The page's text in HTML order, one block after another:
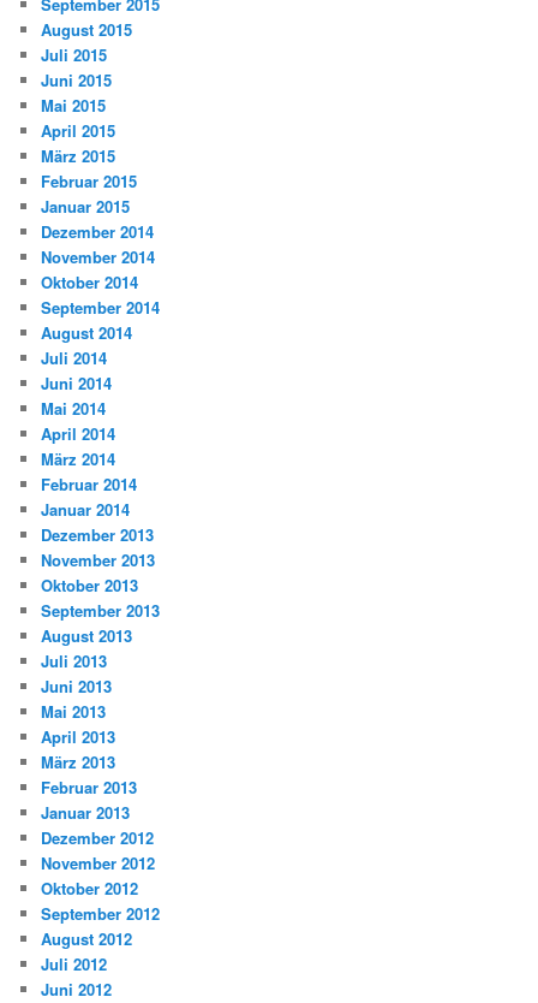
August 2015
Juli 2015
Juni 2015
Mai 2015
April 2015
März 2015
Februar 2015
Januar 2015
Dezember 2014
November 2014
Oktober 2014
September 2014
August 2014
Juli 2014
Juni 2014
Mai 2014
April 2014
März 2014
Februar 2014
Januar 2014
Dezember 2013
November 2013
Oktober 2013
September 2013
August 2013
Juli 2013
Juni 2013
Mai 2013
April 2013
März 2013
Februar 2013
Januar 2013
Dezember 2012
November 2012
Oktober 2012
September 2012
August 2012
Juli 2012
Juni 2012